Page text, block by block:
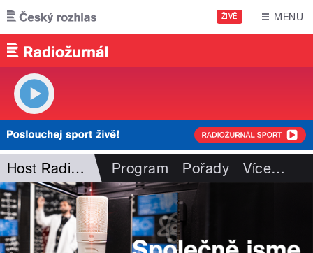
Přejít k hlavnímu obsahu
ŽIVĚ MENU
Host Radiožurnálu Program Pořady Více…